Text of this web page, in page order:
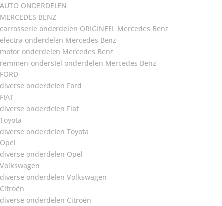
AUTO ONDERDELEN
MERCEDES BENZ
carrosserie onderdelen ORIGINEEL Mercedes Benz
electra onderdelen Mercedes Benz
motor onderdelen Mercedes Benz
remmen-onderstel onderdelen Mercedes Benz
FORD
diverse onderdelen Ford
FIAT
diverse onderdelen Fiat
Toyota
diverse onderdelen Toyota
Opel
diverse onderdelen Opel
Volkswagen
diverse onderdelen Volkswagen
Citroën
diverse onderdelen Citroën